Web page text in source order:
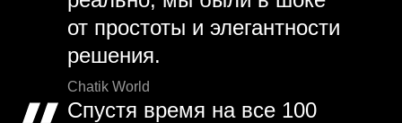
от простоты и элегантности
решения.
Chatik World
Спустя время на все 100